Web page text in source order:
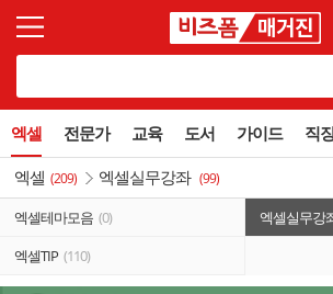
엑셀 전문가 교육 도서 가이드 직
엑셀 (209) 엑셀실무강좌 (99)
엑셀테마모음 (0) 엑셀실무강
엑셀TIP (110)